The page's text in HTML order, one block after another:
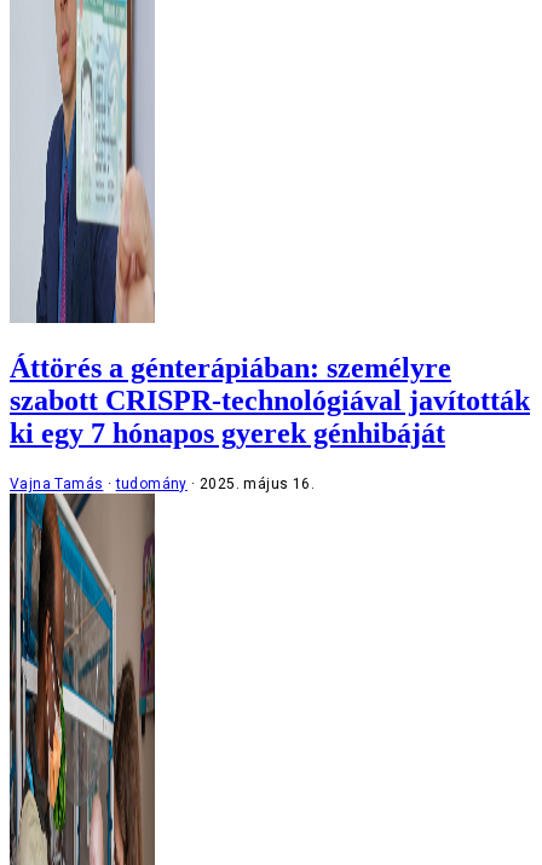
Áttörés a génterápiában: személyre
szabott CRISPR-technológiával javították
ki egy 7 hónapos gyerek génhibáját
Vajna Tamás tudomány 2025. május 16.